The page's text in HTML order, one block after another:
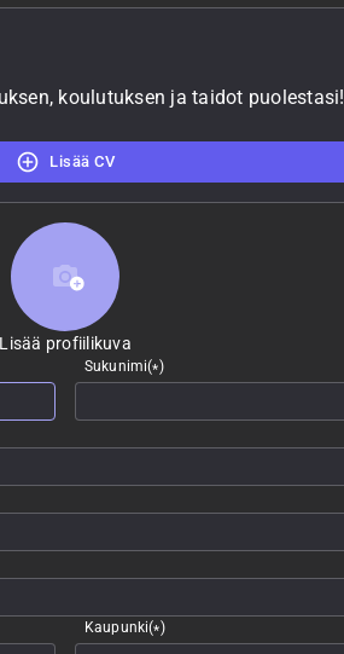
koulutuksen ja taidot puolestasi!
Lisää CV
Lisää profiilikuva
Lisää profiilikuva
Sukunimi(*)
Kaupunki(*)